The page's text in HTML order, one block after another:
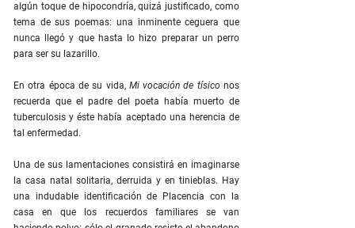
algún toque de hipocondría, quizá justificado, como
tema de sus poemas: una inminente ceguera que
nunca llegó y que hasta lo hizo preparar un perro
para ser su lazarillo.
En otra época de su vida, Mi vocación de tísico nos
recuerda que el padre del poeta había muerto de
tuberculosis y éste había aceptado una herencia de
tal enfermedad.
Una de sus lamentaciones consistirá en imaginarse
la casa natal solitaria, derruida y en tinieblas. Hay
una indudable identificación de Placencia con la
casa en que los recuerdos familiares se van